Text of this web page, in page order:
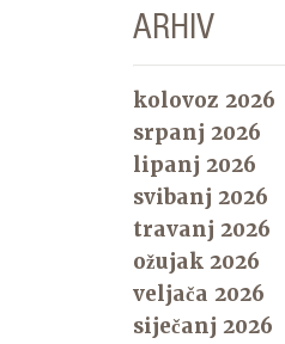
ARHIV
kolovoz 2026
srpanj 2026
lipanj 2026
svibanj 2026
travanj 2026
ožujak 2026
veljača 2026
siječanj 2026